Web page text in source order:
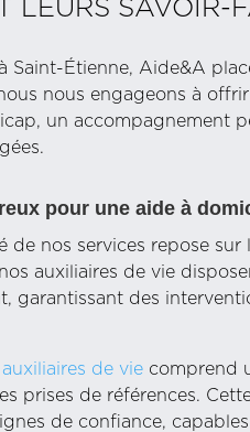
LEURS SAVOIR-
Saint-Étienne, Aide&A
nous engageons à
un accompagnement
pour une aide à
de nos services repose
auxiliaires de vie
garantissant des
auxiliaires de vie comprend
prises de références.
de confiance,